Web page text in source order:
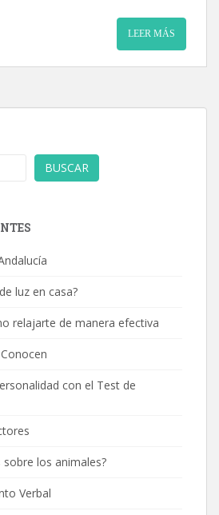
LEER MÁS
BUSCAR
luz en casa?
relajarte de manera efectiva
con el Test de
los animales?
Verbal